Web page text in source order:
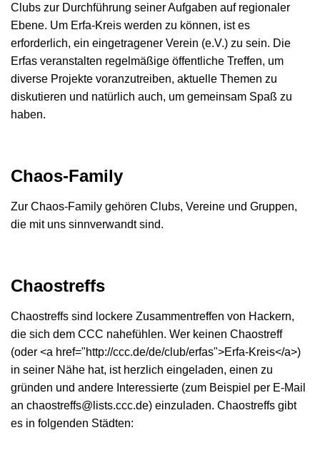
Clubs zur Durchführung seiner Aufgaben auf regionaler
Ebene. Um Erfa-Kreis werden zu können, ist es
erforderlich, ein eingetragener Verein (e.V.) zu sein. Die
Erfas veranstalten regelmäßige öffentliche Treffen, um
diverse Projekte voranzutreiben, aktuelle Themen zu
diskutieren und natürlich auch, um gemeinsam Spaß zu
haben.
Chaos-Family
Zur Chaos-Family gehören Clubs, Vereine und Gruppen,
die mit uns sinnverwandt sind.
Chaostreffs
Chaostreffs sind lockere Zusammentreffen von Hackern,
die sich dem CCC nahefühlen. Wer keinen Chaostreff
(oder <a href="http://ccc.de/de/club/erfas">Erfa-Kreis</a>)
in seiner Nähe hat, ist herzlich eingeladen, einen zu
gründen und andere Interessierte (zum Beispiel per E-Mail
an chaostreffs@lists.ccc.de) einzuladen. Chaostreffs gibt
es in folgenden Städten: